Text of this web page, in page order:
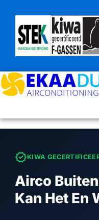
content
verifiedKIWA
Airco
Kan Het En